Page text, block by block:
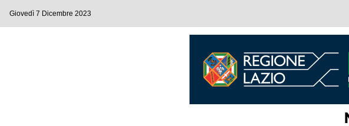
Giovedì 7 Dicembre 2023